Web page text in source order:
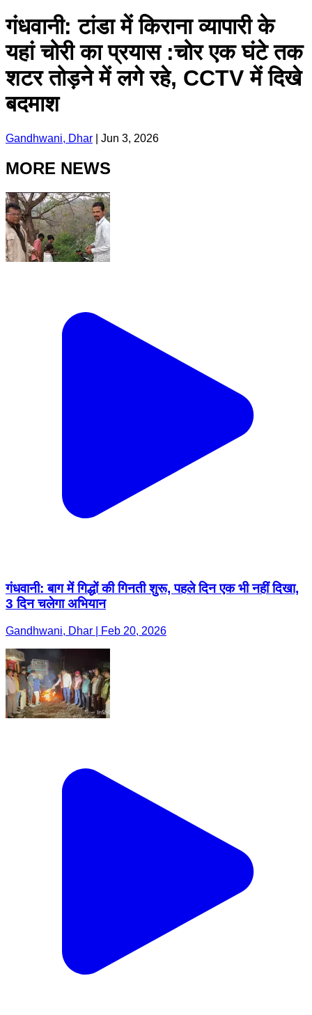
गंधवानी: टांडा में किराना व्यापारी के
यहां चोरी का प्रयास :चोर एक घंटे तक
शटर तोड़ने में लगे रहे, CCTV में दिखे
बदमाश
Gandhwani, Dhar Jun 3, 2026
MORE NEWS
गंधवानी: बाग में गिद्धों की गिनती शुरू, पहले दिन एक भी नहीं दिखा,
3 दिन चलेगा अभियान
Gandhwani, Dhar | Feb 20, 2026